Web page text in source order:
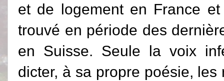
et de logement en France
trouvé en période des
en Suisse. Seule la voix
dicter, à sa propre poésie,